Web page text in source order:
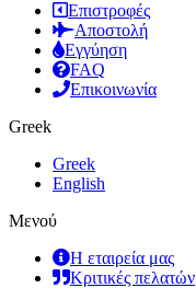
Επιστροφές
Αποστολή
Εγγύηση
FAQ
Επικοινωνία
Greek
Greek
English
Μενού
Η εταιρεία μας
Κριτικές πελατών